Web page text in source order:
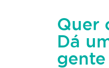
Quer
Dá